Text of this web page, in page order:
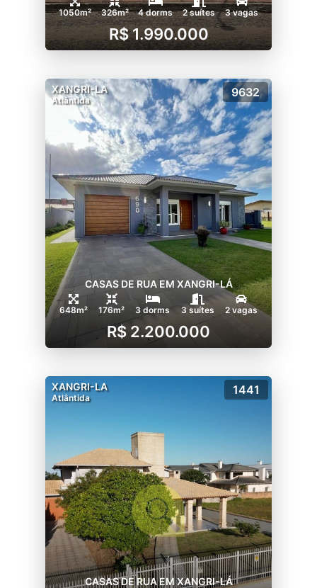
1050m² 326m² 4 dorms 2 suítes 3 vagas
R$ 1.990.000
XANGRI-LA
Atlântida
9632
CASAS DE RUA EM XANGRI-LÁ
648m² 176m² 3 dorms 3 suítes 2 vagas
R$ 2.200.000
XANGRI-LA
Atlântida
1441
CASAS DE RUA EM XANGRI-LÁ